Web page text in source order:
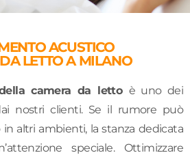
ACUSTICO
LETTO A MILANO
camera da letto è uno dei
nostri clienti. Se il rumore può
altri ambienti, la stanza dedicata
speciale. Ottimizzare